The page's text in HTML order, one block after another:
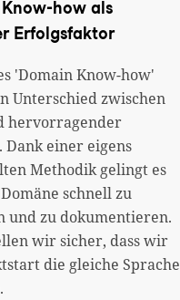
how als
Erfolgsfaktor
'Domain Know-how'
Unterschied zwischen
hervorragender
Dank einer eigens
Methodik gelingt es
schnell zu
und zu dokumentieren.
wir sicher, dass wir
die gleiche Sprache